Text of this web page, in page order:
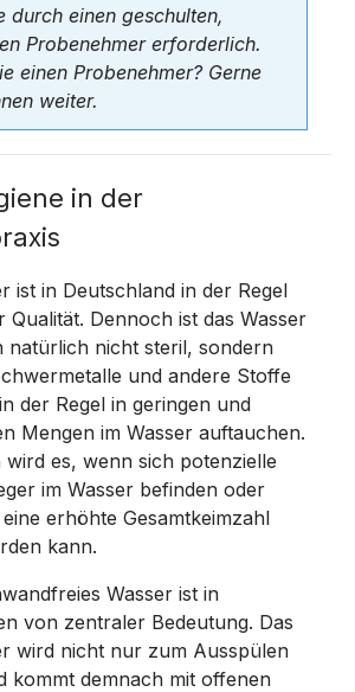
durch einen geschulten,
Probenehmer erforderlich.
einen Probenehmer? Gerne
weiter.
in der
ist in Deutschland in der Regel
Dennoch ist das Wasser
natürlich nicht steril, sondern
und andere Stoffe
der Regel in geringen und
Mengen im Wasser auftauchen.
wird es, wenn sich potenzielle
im Wasser befinden oder
erhöhte Gesamtkeimzahl
kann.
Wasser ist in
von zentraler Bedeutung. Das
wird nicht nur zum Ausspülen
kommt demnach mit offenen